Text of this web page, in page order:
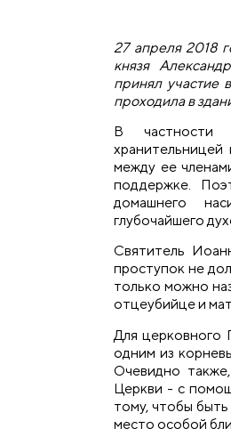
27 апреля 2018
князя
принял участие
проходила в
В частности
между ее
поддержке.
домашнего
глубочайшего
Святитель
проступок не
только можно
отцеубийце и
Для церковного
одним из
Очевидно
Церкви - с
тому, чтобы
место особой